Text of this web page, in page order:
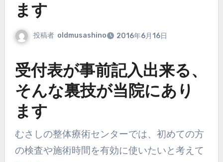
ます
投稿者 oldmusashino 2016年6月16日
受付表が事前記入出来る、
そんな裏技が当院にあり
ます
むさしの整体療術センターでは、初めての方
の検査や施術時間を有効に使いたいと考えて